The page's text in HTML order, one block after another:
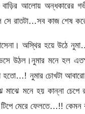
আলোয় অন্ধকারের
রাতটা…সব কাজ শেষ করে
অস্থির হয়ে উঠে
ভেসে উঠল।নুমার মনে
নুমার চোখটা আবারো
মাঝে মনে হয় কান্না
টিপে মেরে ফেলতে…!!